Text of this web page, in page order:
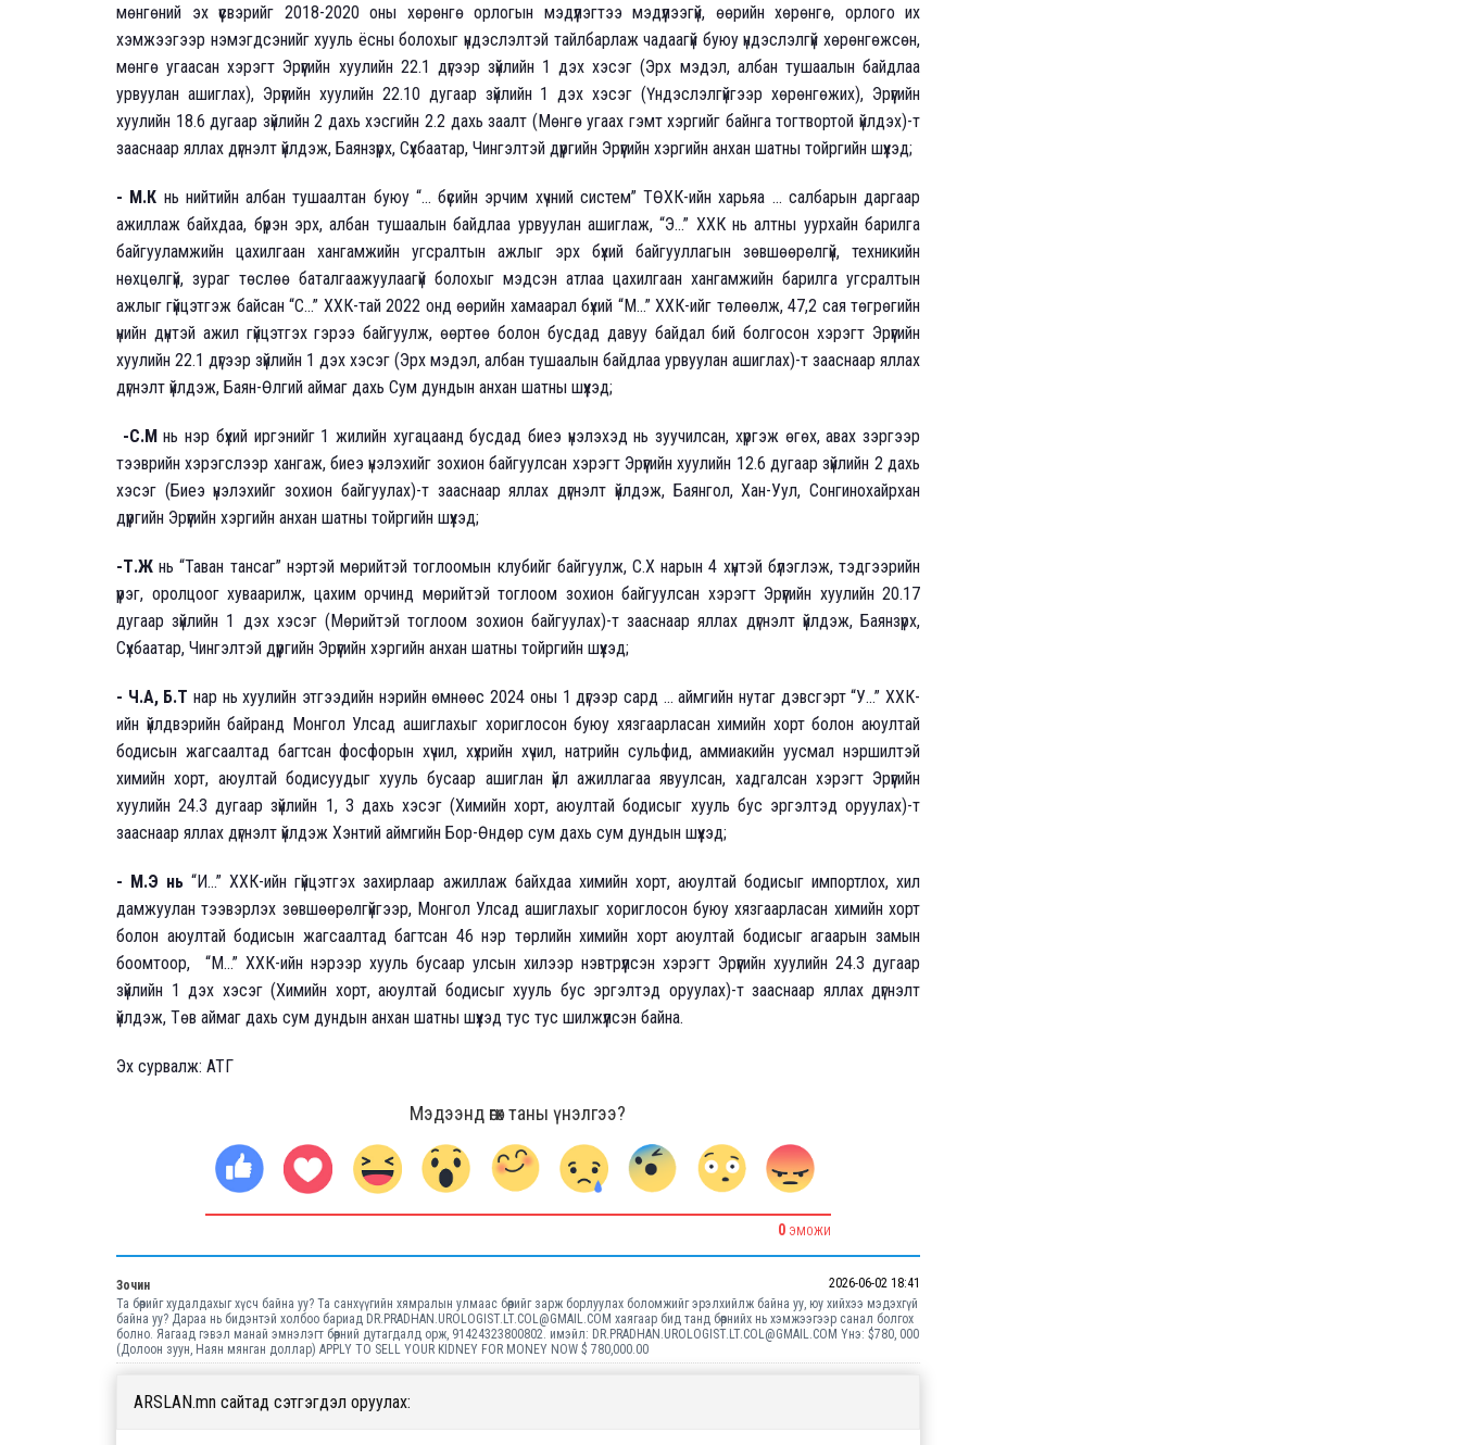
мөнгөний эх үүсвэрийг 2018-2020 оны хөрөнгө орлогын мэдүүлэгтээ мэдүүлээгүй, өөрийн хөрөнгө, орлого их
хэмжээгээр нэмэгдсэнийг хууль ёсны болохыг үндэслэлтэй тайлбарлаж чадаагүй буюу үндэслэлгүй хөрөнгөжсөн,
мөнгө угаасан хэрэгт Эрүүгийн хуулийн 22.1 дүгээр зүйлийн 1 дэх хэсэг (Эрх мэдэл, албан тушаалын байдлаа
урвуулан ашиглах), Эрүүгийн хуулийн 22.10 дугаар зүйлийн 1 дэх хэсэг (Үндэслэлгүйгээр хөрөнгөжих), Эрүүгийн
хуулийн 18.6 дугаар зүйлийн 2 дахь хэсгийн 2.2 дахь заалт (Мөнгө угаах гэмт хэргийг байнга тогтвортой үйлдэх)-т
зааснаар яллах дүгнэлт үйлдэж, Баянзүрх, Сүхбаатар, Чингэлтэй дүүргийн Эрүүгийн хэргийн анхан шатны тойргийн шүүхэд;
- М.К нь нийтийн албан тушаалтан буюу “... бүсийн эрчим хүчний систем” ТӨХК-ийн харьяа ... салбарын даргаар
ажиллаж байхдаа, бүрэн эрх, албан тушаалын байдлаа урвуулан ашиглаж, “Э...” ХХК нь алтны уурхайн барилга
байгууламжийн цахилгаан хангамжийн угсралтын ажлыг эрх бүхий байгууллагын зөвшөөрөлгүй, техникийн
нөхцөлгүй, зураг төслөө баталгаажуулаагүй болохыг мэдсэн атлаа цахилгаан хангамжийн барилга угсралтын
ажлыг гүйцэтгэж байсан “С...” ХХК-тай 2022 онд өөрийн хамаарал бүхий “М...” ХХК-ийг төлөөлж, 47,2 сая төгрөгийн
үнийн дүнтэй ажил гүйцэтгэх гэрээ байгуулж, өөртөө болон бусдад давуу байдал бий болгосон хэрэгт Эрүүгийн
хуулийн 22.1 дүгээр зүйлийн 1 дэх хэсэг (Эрх мэдэл, албан тушаалын байдлаа урвуулан ашиглах)-т зааснаар яллах
дүгнэлт үйлдэж, Баян-Өлгий аймаг дахь Сум дундын анхан шатны шүүхэд;
-С.Мнь нэр бүхий иргэнийг 1 жилийн хугацаанд бусдад биеэ үнэлэхэд нь зуучилсан, хүргэж өгөх, авах зэргээр
тээврийн хэрэгслээр хангаж, биеэ үнэлэхийг зохион байгуулсан хэрэгт Эрүүгийн хуулийн 12.6 дугаар зүйлийн 2 дахь
хэсэг (Биеэ үнэлэхийг зохион байгуулах)-т зааснаар яллах дүгнэлт үйлдэж, Баянгол, Хан-Уул, Сонгинохайрхан
дүүргийн Эрүүгийн хэргийн анхан шатны тойргийн шүүхэд;
-Т.Жнь “Таван тансаг” нэртэй мөрийтэй тоглоомын клубийг байгуулж, С.Х нарын 4 хүнтэй бүлэглэж, тэдгээрийн
үүрэг, оролцоог хуваарилж, цахим орчинд мөрийтэй тоглоом зохион байгуулсан хэрэгт Эрүүгийн хуулийн 20.17
дугаар зүйлийн 1 дэх хэсэг (Мөрийтэй тоглоом зохион байгуулах)-т зааснаар яллах дүгнэлт үйлдэж, Баянзүрх,
Сүхбаатар, Чингэлтэй дүүргийн Эрүүгийн хэргийн анхан шатны тойргийн шүүхэд;
- Ч.А, Б.Т нар нь хуулийн этгээдийн нэрийн өмнөөс 2024 оны 1 дүгээр сард ... аймгийн нутаг дэвсгэрт “У...” ХХК-
ийн үйлдвэрийн байранд Монгол Улсад ашиглахыг хориглосон буюу хязгаарласан химийн хорт болон аюултай
бодисын жагсаалтад багтсан фосфорын хүчил, хүхрийн хүчил, натрийн сульфид, аммиакийн уусмал нэршилтэй
химийн хорт, аюултай бодисуудыг хууль бусаар ашиглан үйл ажиллагаа явуулсан, хадгалсан хэрэгт Эрүүгийн
хуулийн 24.3 дугаар зүйлийн 1, 3 дахь хэсэг (Химийн хорт, аюултай бодисыг хууль бус эргэлтэд оруулах)-т
зааснаар яллах дүгнэлт үйлдэж Хэнтий аймгийн Бор-Өндөр сум дахь сум дундын шүүхэд;
- М.Э нь “И...” ХХК-ийн гүйцэтгэх захирлаар ажиллаж байхдаа химийн хорт, аюултай бодисыг импортлох, хил
дамжуулан тээвэрлэх зөвшөөрөлгүйгээр, Монгол Улсад ашиглахыг хориглосон буюу хязгаарласан химийн хорт
болон аюултай бодисын жагсаалтад багтсан 46 нэр төрлийн химийн хорт аюултай бодисыг агаарын замын
боомтоор, “М...” ХХК-ийн нэрээр хууль бусаар улсын хилээр нэвтрүүлсэн хэрэгт Эрүүгийн хуулийн 24.3 дугаар
зүйлийн 1 дэх хэсэг (Химийн хорт, аюултай бодисыг хууль бус эргэлтэд оруулах)-т зааснаар яллах дүгнэлт
үйлдэж, Төв аймаг дахь сум дундын анхан шатны шүүхэд тус тус шилжүүлсэн байна.
Эх сурвалж: АТГ
Мэдээнд өгөх таны үнэлгээ?
0 ЭМОЖИ
Зочин
2026-06-02 18:41
Та бөөрийг худалдахыг хүсч байна уу? Та санхүүгийн хямралын улмаас бөөрийг зарж борлуулах боломжийг эрэлхийлж байна уу, юу хийхээ мэдэхгүй
байна уу? Дараа нь бидэнтэй холбоо бариад DR.PRADHAN.UROLOGIST.LT.COL@GMAIL.COM хаягаар бид танд бөөрнийх нь хэмжээгээр санал болгох
болно. Яагаад гэвэл манай эмнэлэгт бөөрний дутагдалд орж, 91424323800802. имэйл: DR.PRADHAN.UROLOGIST.LT.COL@GMAIL.COM Yнэ: $780, 000
(Долоон зуун, Наян мянган доллар) APPLY TO SELL YOUR KIDNEY FOR MONEY NOW $ 780,000.00
ARSLAN.mn сайтад сэтгэгдэл оруулах: